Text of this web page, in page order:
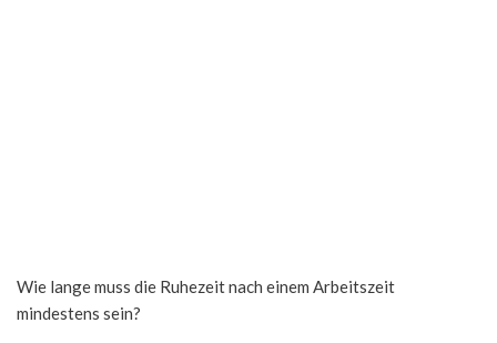
Wie lange muss die Ruhezeit nach einem Arbeitszeit
mindestens sein?